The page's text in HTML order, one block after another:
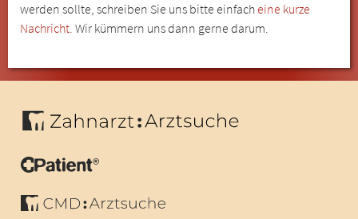
werden sollte, schreiben Sie uns bitte einfacheine kurze
Nachricht. Wir kümmern uns dann gerne darum.